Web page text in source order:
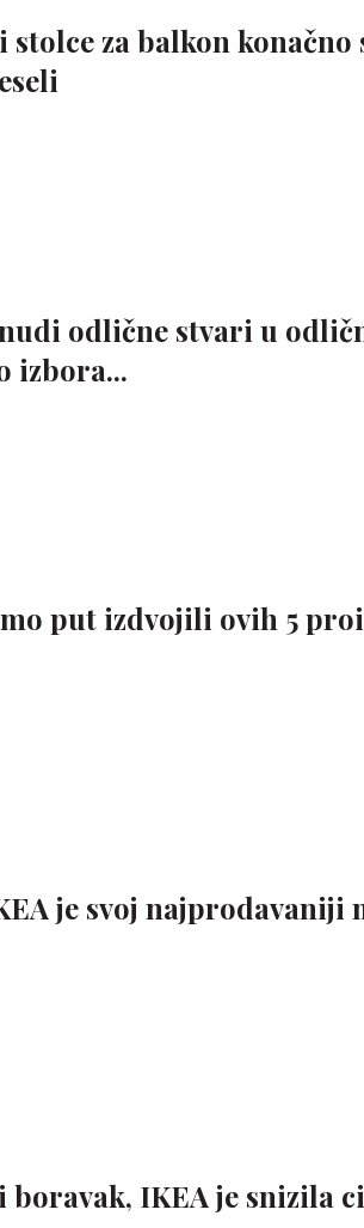
stolce za balkon konačno
odlične stvari u
izbora...
put izdvojili ovih 5
je svoj najprodavaniji
IKEA je snizila